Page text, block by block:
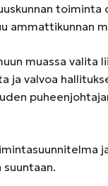
ammattikunnan
muassa valita
ja valvoa